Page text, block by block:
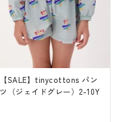
【SALE】tinycottons パン
ツ（ジェイドグレー）2-10Y